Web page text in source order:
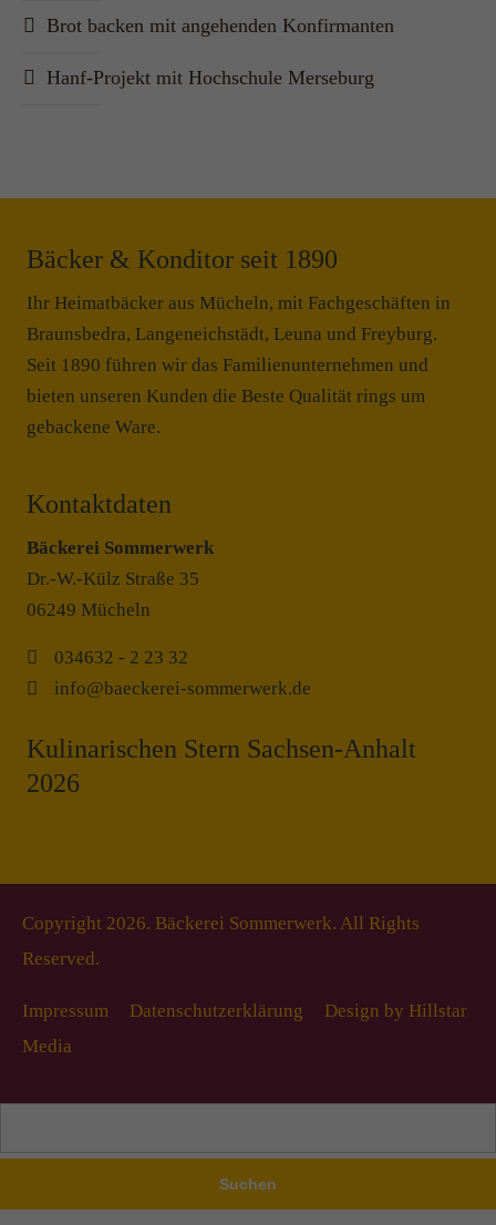
Brot backen mit angehenden Konfirmanten
Hanf-Projekt mit Hochschule Merseburg
Bäcker & Konditor seit 1890
Ihr Heimatbäcker aus Mücheln, mit Fachgeschäften in
Braunsbedra, Langeneichstädt, Leuna und Freyburg.
Seit 1890 führen wir das Familienunternehmen und
bieten unseren Kunden die Beste Qualität rings um
gebackene Ware.
Kontaktdaten
Bäckerei Sommerwerk
Dr.-W.-Külz Straße 35
06249 Mücheln
034632 - 2 23 32
info@baeckerei-sommerwerk.de
Kulinarischen Stern Sachsen-Anhalt
2026
Copyright 2026. Bäckerei Sommerwerk. All Rights
Reserved.
Impressum Datenschutzerklärung
Design by Hillstar
Media
Suchen